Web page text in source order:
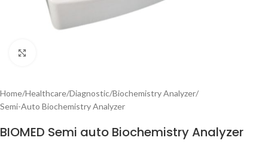
Home/Healthcare/Diagnostic/Biochemistry Analyzer/
Semi-Auto Biochemistry Analyzer
BIOMED Semi auto Biochemistry Analyzer